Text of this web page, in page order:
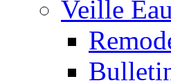
Veille Eau